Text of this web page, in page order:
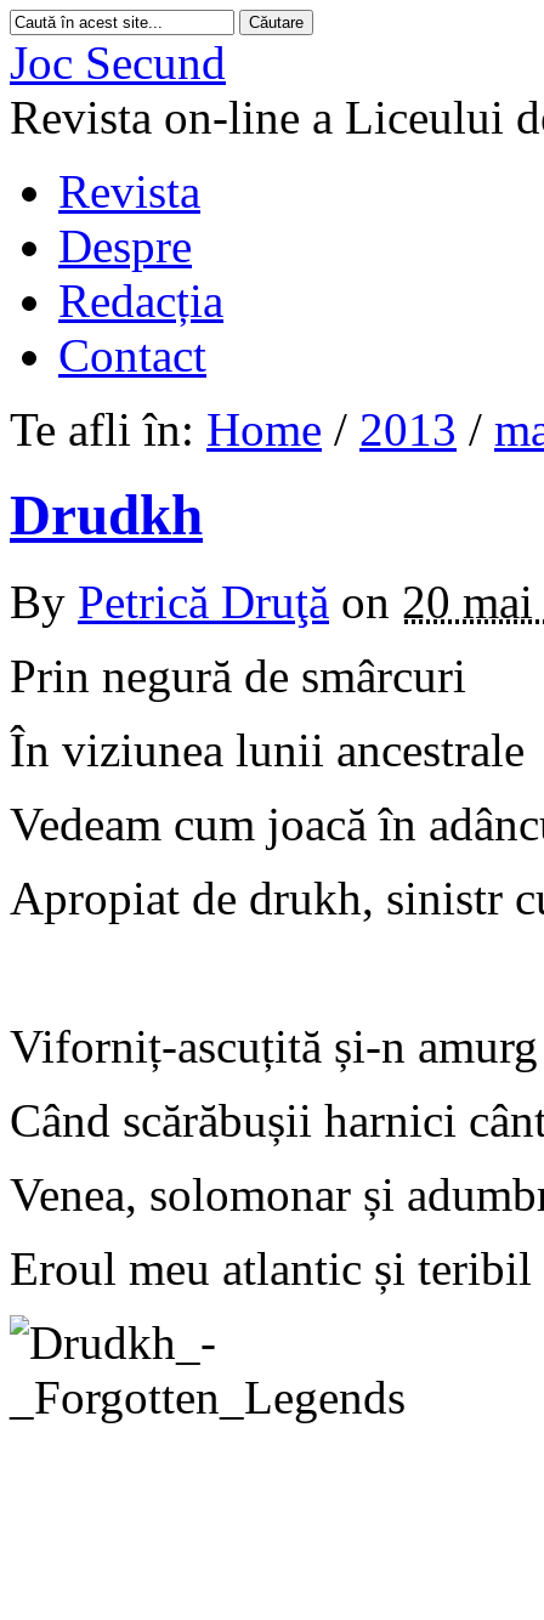
Joc Secund
Revista on-line a Liceului
Revista
Despre
Redacția
Contact
Te afli în: Home / 2013 /
Drudkh
By Petrică Druţă on 20
Prin negură de smârcuri
În viziunea lunii ancestrale
Vedeam cum joacă în
Apropiat de drukh, sinistr
Viforniț-ascuțită și-n amurg
Când scărăbușii harnici
Venea, solomonar și
Eroul meu atlantic și teribil